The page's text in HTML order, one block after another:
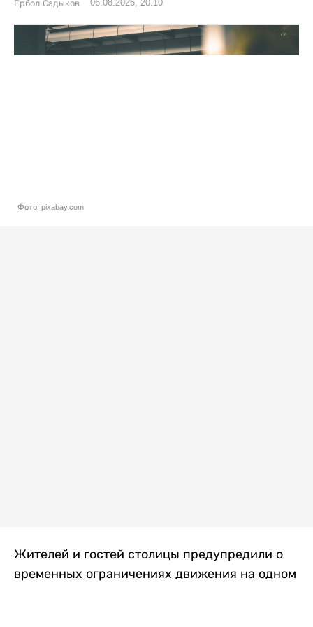
Ербол Садыков 06.08.2026, 20:10
Фото: pixabay.com
Жителей и гостей столицы предупредили о
временных ограничениях движения на одном